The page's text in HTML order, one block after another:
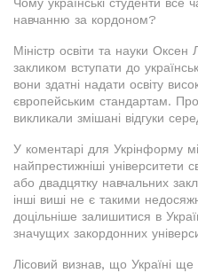
навчанню за кордоном?
Міністр освіти та науки
закликом вступати до
вони здатні надати освіту
європейським стандартам.
викликали змішані відгуки
У коментарі для Укрінформу
найпрестижніші університети
або двадцятку навчальних
інші виші не є такими
доцільніше залишитися в
значущих закордонних
Лісовий визнав, що Україні